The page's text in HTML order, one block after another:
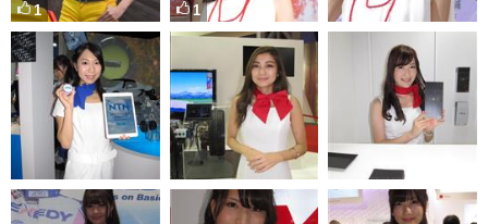
1 1